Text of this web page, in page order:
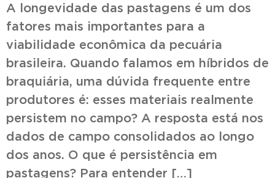
A longevidade das pastagens é um dos
fatores mais importantes para a
viabilidade econômica da pecuária
brasileira. Quando falamos em híbridos de
braquiária, uma dúvida frequente entre
produtores é: esses materiais realmente
persistem no campo? A resposta está nos
dados de campo consolidados ao longo
dos anos. O que é persistência em
pastagens? Para entender […]